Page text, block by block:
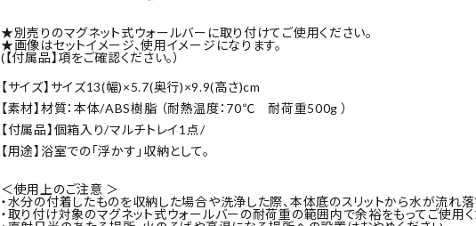
★別売りのマグネット式ウォールバーに取り付けてご使用ください。
★画像はセットイメージ、使用イメージになります。
(【付属品】項をご確認ください。）
【サイズ】サイズ13(幅)×5.7(奥行)×9.9(高さ)cm
【素材】材質：本体/ABS樹脂 （耐熱温度：70℃ 耐荷重500g ）
【付属品】個箱入り/マルチトレイ1点/
【用途】浴室での「浮かす」収納として。
＜使用上のご注意 ＞
・水分の付着したものを収納した場合や洗浄した際、本体底のスリットから水が流れ落
・取り付け対象のマグネット式ウォールバーの耐荷重の範囲内で余裕をもってご使用く